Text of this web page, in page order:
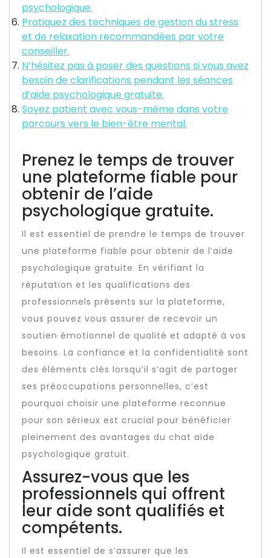
psychologique.
Pratiquez des techniques de gestion du stress
et de relaxation recommandées par votre
conseiller.
N’hésitez pas à poser des questions si vous avez
besoin de clarifications pendant les séances
d’aide psychologique gratuite.
Soyez patient avec vous-même dans votre
parcours vers le bien-être mental.
Prenez le temps de trouver
une plateforme fiable pour
obtenir de l’aide
psychologique gratuite.
Il est essentiel de prendre le temps de trouver
une plateforme fiable pour obtenir de l’aide
psychologique gratuite. En vérifiant la
réputation et les qualifications des
professionnels présents sur la plateforme,
vous pouvez vous assurer de recevoir un
soutien émotionnel de qualité et adapté à vos
besoins. La confiance et la confidentialité sont
des éléments clés lorsqu’il s’agit de partager
ses préoccupations personnelles, c’est
pourquoi choisir une plateforme reconnue
pour son sérieux est crucial pour bénéficier
pleinement des avantages du chat aide
psychologique gratuit.
Assurez-vous que les
professionnels qui offrent
leur aide sont qualifiés et
compétents.
Il est essentiel de s’assurer que les